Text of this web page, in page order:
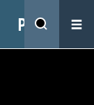
PROMO